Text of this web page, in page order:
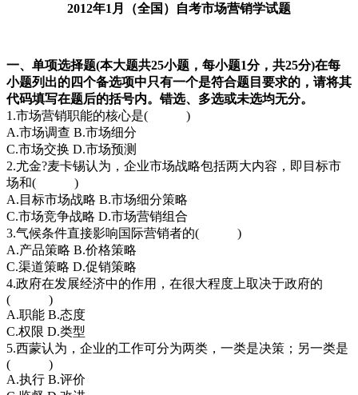
2012年1月（全国 ） 自考市场营销学试题
一、单项选择题(本大题共25小题，每小题1分，共25分)在每
小题列出的四个备选项中只有一个是符合题目要求的，请将其
代码填写在题后的括号内。错选、多选或未选均无分。
1.市场营销职能的核心是( )
A.市场调查 B.市场细分
C.市场交换 D.市场预测
2.尤金?麦卡锡认为，企业市场战略包括两大内容，即目标市
场和( )
A.目标市场战略 B.市场细分策略
C.市场竞争战略 D.市场营销组合
3.气候条件直接影响国际营销者的( )
A.产品策略 B.价格策略
C.渠道策略 D.促销策略
4.政府在发展经济中的作用，在很大程度上取决于政府的
( )
A.职能 B.态度
C.权限 D.类型
5.西蒙认为，企业的工作可分为两类，一类是决策；另一类是
( )
A.执行 B.评价